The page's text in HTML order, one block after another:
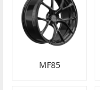
MF85